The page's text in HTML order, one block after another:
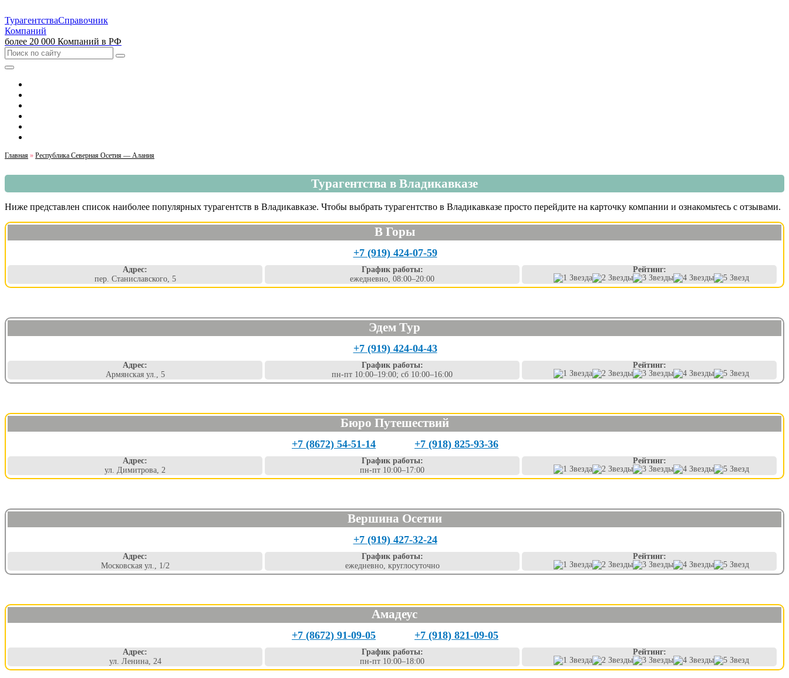
ТурагентстваСправочник
Компаний
более 20 000 Компаний в РФ
Главная » Республика Северная Осетия — Алания
Турагентства в Владикавказе
Ниже представлен список наиболее популярных турагентств в Владикавказе. Чтобы выбрать турагентство в Владикавказе просто перейдите на карточку компании и ознакомьтесь с отзывами.
В Горы
+7 (919) 424-07-59
Адрес:
пер. Станиславского, 5
График работы:
ежедневно, 08:00–20:00
Рейтинг:
Эдем Тур
+7 (919) 424-04-43
Адрес:
Армянская ул., 5
График работы:
пн-пт 10:00–19:00; сб 10:00–16:00
Рейтинг:
Бюро Путешествий
+7 (8672) 54-51-14 +7 (918) 825-93-36
Адрес:
ул. Димитрова, 2
График работы:
пн-пт 10:00–17:00
Рейтинг:
Вершина Осетии
+7 (919) 427-32-24
Адрес:
Московская ул., 1/2
График работы:
ежедневно, круглосуточно
Рейтинг:
Амадеус
+7 (8672) 91-09-05 +7 (918) 821-09-05
Адрес:
ул. Ленина, 24
График работы:
пн-пт 10:00–18:00
Рейтинг: